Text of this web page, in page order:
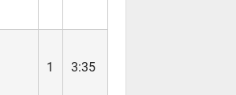
1
3:35